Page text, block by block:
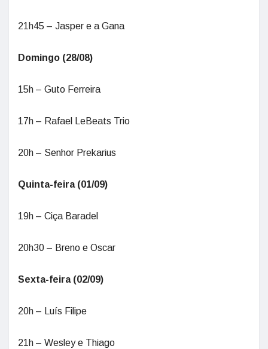
21h45 – Jasper e a Gana
Domingo (28/08)
15h – Guto Ferreira
17h – Rafael LeBeats Trio
20h – Senhor Prekarius
Quinta-feira (01/09)
19h – Ciça Baradel
20h30 – Breno e Oscar
Sexta-feira (02/09)
20h – Luís Filipe
21h – Wesley e Thiago